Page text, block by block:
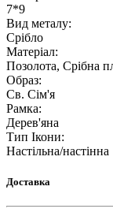
7*9
Вид металу:
Срібло
Матеріал:
Позолота, Срібна
Образ:
Св. Сім'я
Рамка:
Дерев'яна
Тип Ікони:
Настільна/настінна
Доставка